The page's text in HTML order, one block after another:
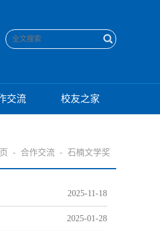
交流 校友之家
- 合作交流 - 石楠文学奖
2025-11-18
2025-01-28